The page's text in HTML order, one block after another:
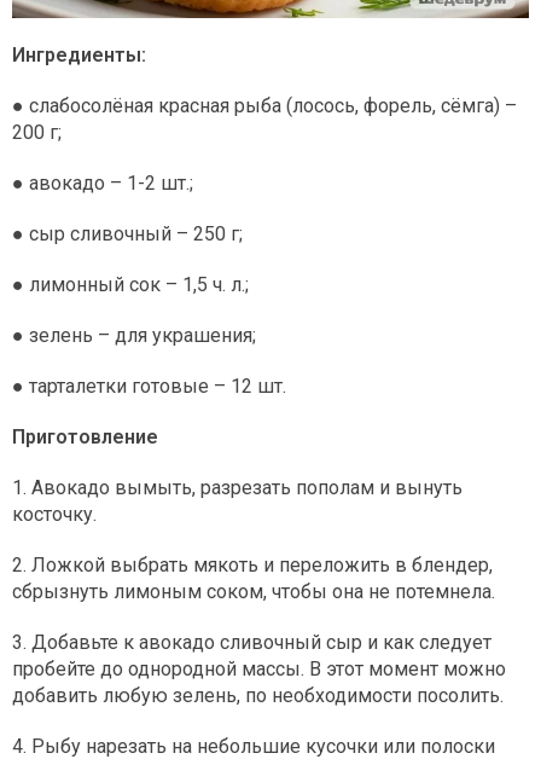
Ингредиенты:
● слабосолёная красная рыба (лосось, форель, сёмга) –
200 г;
● авокадо – 1-2 шт.;
● сыр сливочный – 250 г;
● лимонный сок – 1,5 ч. л.;
● зелень – для украшения;
● тарталетки готовые – 12 шт.
Приготовление
1. Авокадо вымыть, разрезать пополам и вынуть
косточку.
2. Ложкой выбрать мякоть и переложить в блендер,
сбрызнуть лимоным соком, чтобы она не потемнела.
3. Добавьте к авокадо сливочный сыр и как следует
пробейте до однородной массы. В этот момент можно
добавить любую зелень, по необходимости посолить.
4. Рыбу нарезать на небольшие кусочки или полоски